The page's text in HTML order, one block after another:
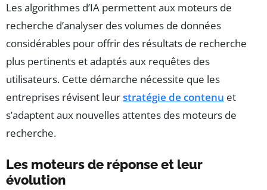
Les algorithmes d’IA permettent aux moteurs de
recherche d’analyser des volumes de données
considérables pour offrir des résultats de recherche
plus pertinents et adaptés aux requêtes des
utilisateurs. Cette démarche nécessite que les
entreprises révisent leurstratégie de contenu et
s’adaptent aux nouvelles attentes des moteurs de
recherche.
Les moteurs de réponse et leur
évolution